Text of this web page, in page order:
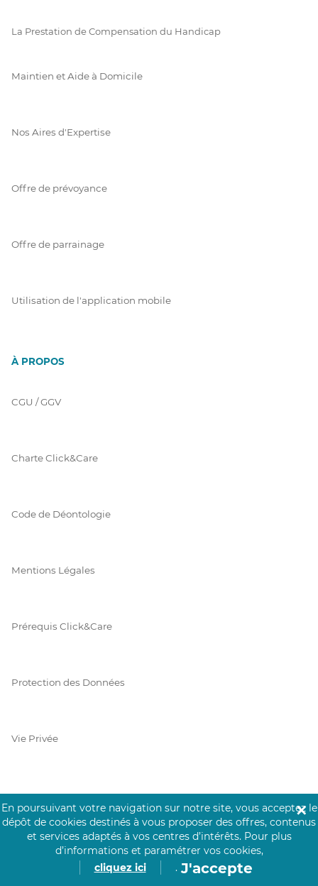
La Prestation de Compensation du Handicap
Maintien et Aide à Domicile
Nos Aires d'Expertise
Offre de prévoyance
Offre de parrainage
Utilisation de l'application mobile
À PROPOS
CGU / GGV
Charte Click&Care
Code de Déontologie
Mentions Légales
Prérequis Click&Care
Protection des Données
Vie Privée
PAIEMENT SÉCURISÉ
La collecte de vos informations de carte bancaire est cryptée
et assurée par Mangopay, société dûment agréée auprès de la
Banque de France.
En poursuivant votre navigation sur notre site, vous acceptez le
dépôt de cookies destinés à vous proposer des offres, contenus
et services adaptés à vos centres d’intérêts. Pour plus
d’informations et paramétrer vos cookies,
cliquez ici
. J'accepte
✕